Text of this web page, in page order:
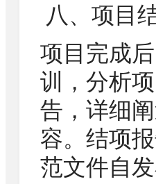
八、项目
项目完成
训，分析
告，详细
容。结项
范文件自